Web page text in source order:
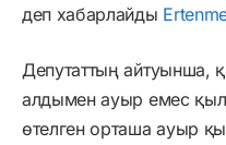
деп хабарлайды
Депутаттың
алдымен ауыр емес
өтелген орташа ауыр